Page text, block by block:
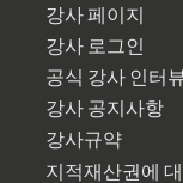
강사 페이지
강사 로그인
공식 강사 인터
강사 공지사항
강사규약
지적재산권에